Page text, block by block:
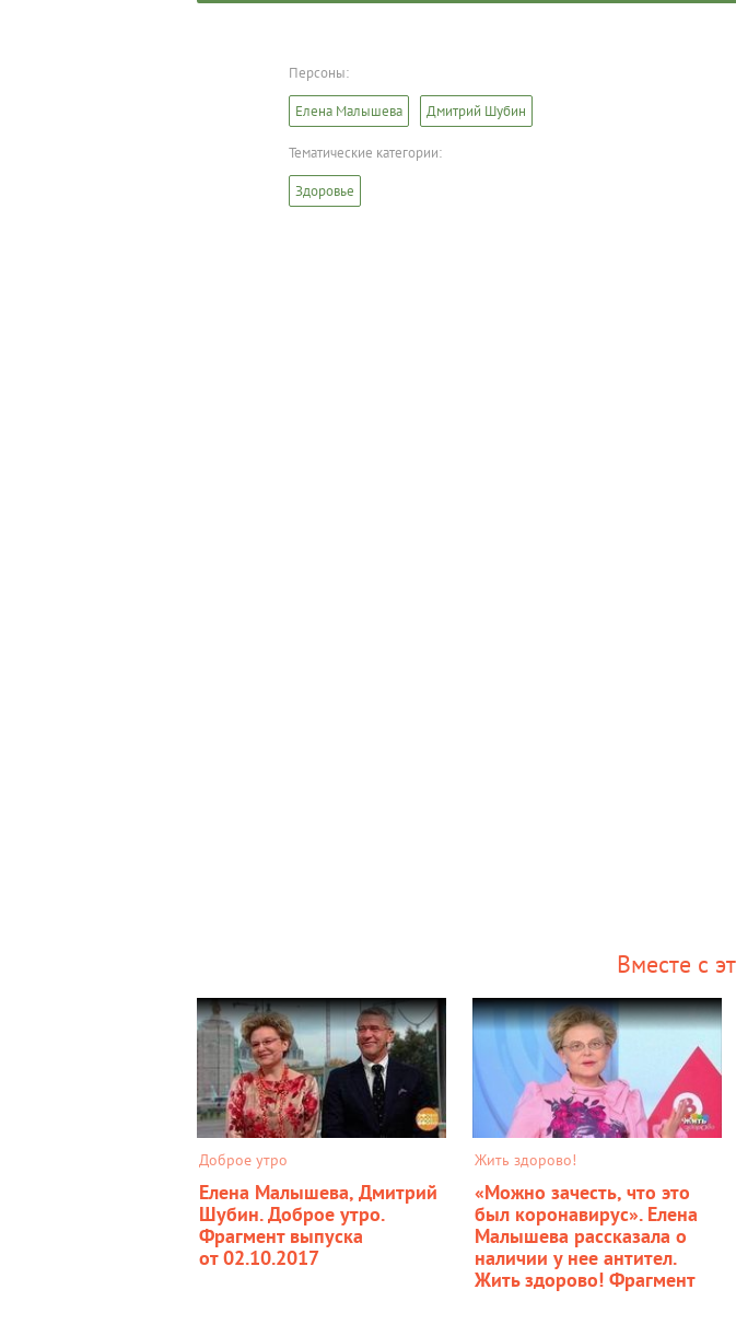
Персоны:
Елена Малышева Дмитрий Шубин
Тематические категории:
Здоровье
Вместе с
Доброе утро
Елена Малышева, Дмитрий
Шубин. Доброе утро.
Фрагмент выпуска
от 02.10.2017
Жить здорово!
«Можно зачесть, что это
был коронавирус». Елена
Малышева рассказала о
наличии у нее антител.
Жить здорово! Фрагмент